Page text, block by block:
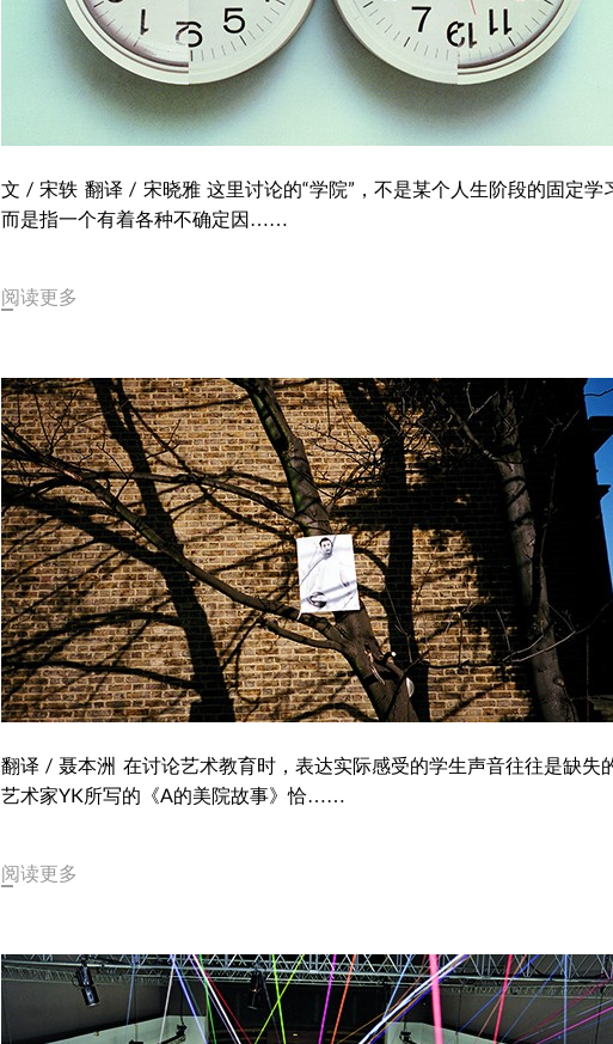
文 / 宋轶 翻译 / 宋晓雅 这里讨论的“学院”，不是某个人生阶段的固定学
而是指一个有着各种不确定因……
阅读更多
翻译 / 聂本洲 在讨论艺术教育时，表达实际感受的学生声音往往是缺失
艺术家YK所写的《A的美院故事》恰……
阅读更多